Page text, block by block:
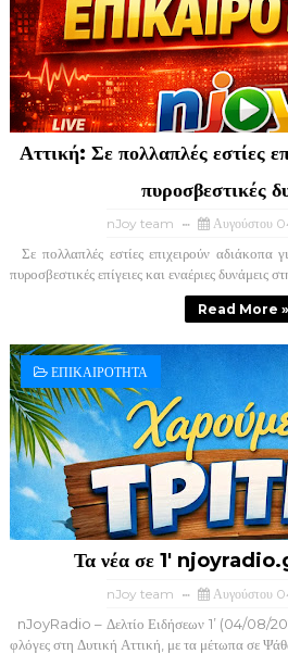
Αττική: Σε πολλαπλές εστίες
πυροσβεστικές
nJoy team Αυγούστου
Σε πολλαπλές εστίες επιχειρούν αδιάκοπα
πυροσβεστικές επίγειες και εναέριες δυνάμεις
Read More »
ΕΠΙΚΑΙΡΟΤΗΤΑ
Τα νέα σε 1'
nJoy team Αυγούστου
nJoyRadio – Δελτίο Ειδήσεων 1’ (04/08/
φλόγες στη Δυτική Αττική, με τα μέτωπα σε